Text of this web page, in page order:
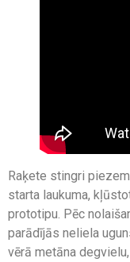
Raķete stingri
starta laukuma,
prototipu. Pēc
parādījās neliela
vērā metāna